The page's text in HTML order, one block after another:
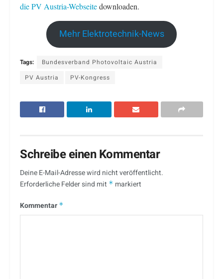
die PV Austria-Webseitedownloaden.
Mehr Elektrotechnik-News
Tags:
Bundesverband Photovoltaic Austria
PV Austria
PV-Kongress
Schreibe einen Kommentar
Deine E-Mail-Adresse wird nicht veröffentlicht.
Erforderliche Felder sind mit * markiert
Kommentar *